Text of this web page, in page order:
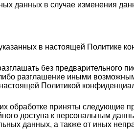
данных в случае изменения
в настоящей Политике
без предварительного
разглашение иными
Политикой
обработке приняты следующие
доступа к персональным
данных, а также от иных